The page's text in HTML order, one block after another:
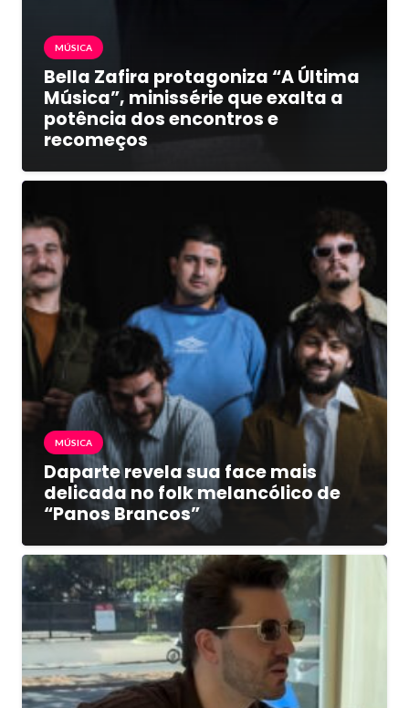
MÚSICA
Bella Zafira protagoniza “A Última
Música”, minissérie que exalta a
potência dos encontros e
recomeços
MÚSICA
Daparte revela sua face mais
delicada no folk melancólico de
“Panos Brancos”